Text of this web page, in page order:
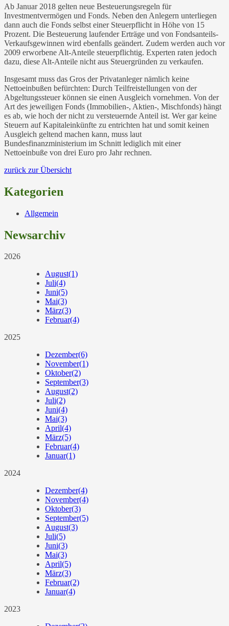
Ab Januar 2018 gelten neue Besteuerungsregeln für
Investmentvermögen und Fonds. Neben den Anlegern unterliegen
dann auch die Fonds selbst einer Steuerpflicht in Höhe von 15
Prozent. Die Besteuerung laufender Erträge und von Fondsanteils-
Verkaufsgewinnen wird ebenfalls geändert. Zudem werden auch vor
2009 erworbene Alt-Anteile steuerpflichtig. Experten raten jedoch
dazu, diese Alt-Anteile nicht aus Steuergründen zu verkaufen.
Insgesamt muss das Gros der Privatanleger nämlich keine
Nettoeinbußen befürchten: Durch Teilfreistellungen von der
Abgeltungssteuer können sie einen Ausgleich vornehmen. Von der
Art des jeweiligen Fonds (Immobilien-, Aktien-, Mischfonds) hängt
es ab, wie hoch der nicht zu versteuernde Anteil ist. Wer gar keine
Steuern auf Kapitaleinkünfte zu entrichten hat und somit keinen
Ausgleich geltend machen kann, muss laut
Bundesfinanzministerium im Schnitt lediglich mit einer
Nettoeinbuße von drei Euro pro Jahr rechnen.
zurück zur Übersicht
Kategorien
Allgemein
Newsarchiv
2026
August(1)
Juli(4)
Juni(5)
Mai(3)
März(3)
Februar(4)
2025
Dezember(6)
November(1)
Oktober(2)
September(3)
August(2)
Juli(2)
Juni(4)
Mai(3)
April(4)
März(5)
Februar(4)
Januar(1)
2024
Dezember(4)
November(4)
Oktober(3)
September(5)
August(3)
Juli(5)
Juni(3)
Mai(3)
April(5)
März(3)
Februar(2)
Januar(4)
2023